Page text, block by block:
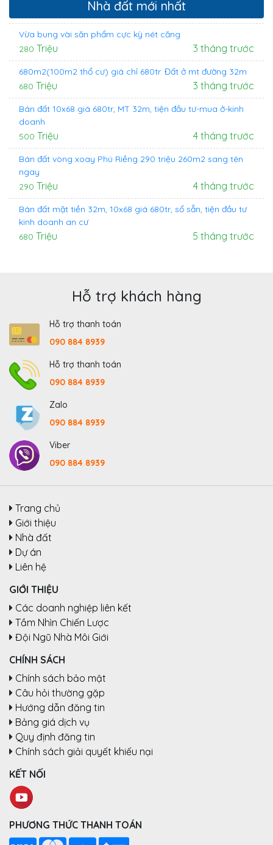
Nhà đất mới nhất
Vừa bung vài săn phẩm cực kỳ nét căng
280 Triệu 3 tháng trước
680m2(100m2 thổ cư) giá chỉ 680tr. Đất ở mt đường 32m
680 Triệu 3 tháng trước
Bán đất 10x68 giá 680tr, MT 32m, tiện đầu tư-mua ở-kinh
doanh
500 Triệu 4 tháng trước
Bán đất vòng xoay Phú Riềng 290 triệu 260m2 sang tên
ngay
290 Triệu 4 tháng trước
Bán đất mặt tiền 32m, 10x68 giá 680tr, sổ sẵn, tiện đầu tư
kinh doanh an cư
680 Triệu 5 tháng trước
Hỗ trợ khách hàng
Hỗ trợ thanh toán
090 884 8939
Hỗ trợ thanh toán
090 884 8939
Zalo
090 884 8939
Viber
090 884 8939
Trang chủ
Giới thiệu
Nhà đất
Dự án
Liên hệ
GIỚI THIỆU
Các doanh nghiệp liên kết
Tầm Nhìn Chiến Lược
Đội Ngũ Nhà Môi Giới
CHÍNH SÁCH
Chính sách bảo mật
Câu hỏi thường gặp
Hướng dẫn đăng tin
Bảng giá dịch vụ
Quy định đăng tin
Chính sách giải quyết khiếu nại
KẾT NỐI
PHƯƠNG THỨC THANH TOÁN